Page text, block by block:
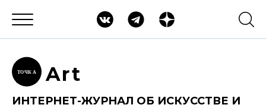
ТОЧК А Art
ИНТЕРНЕТ-ЖУРНАЛ ОБ ИСКУССТВЕ И